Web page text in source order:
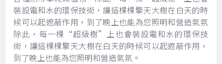
裝設電和水的環保技術，讓這棵棵擎天大樹在白天的時
候可以起遮蔽作用，到了晚上也能為您照明和營造氣氛
除此，每一棵“超級樹”上也會裝設電和水的環保技
術，讓這棵棵擎天大樹在白天的時候可以起遮蔽作用，
到了晚上也能為您照明和營造氣氛。